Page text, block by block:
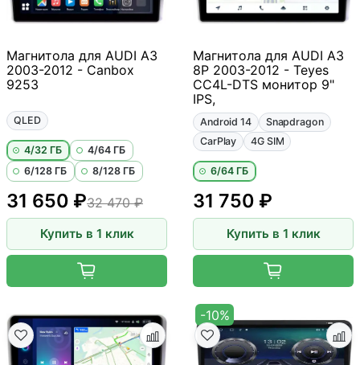
Магнитола для AUDI A3
2003-2012 - Canbox
9253
QLED
4/32 ГБ
4/64 ГБ
6/128 ГБ
8/128 ГБ
31 650 ₽32 470 ₽
Купить в 1 клик
Магнитола для AUDI A3
8P 2003-2012 - Teyes
CC4L-DTS монитор 9"
IPS,
Android 14
Snapdragon
CarPlay
4G SIM
6/64 ГБ
31 750 ₽
Купить в 1 клик
-10%